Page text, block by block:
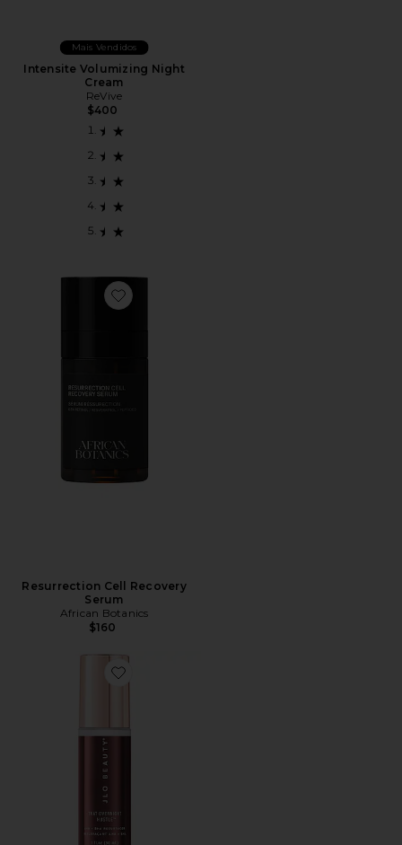
Mais Vendidos
Intensite Volumizing Night
Cream
ReVive
$400
Favorite Resurrection Cell Recovery Serum
Resurrection Cell Recovery
Serum
African Botanics
$160
Favorite REVITALIZAÇÃO OVERNIGHT HUSTLE